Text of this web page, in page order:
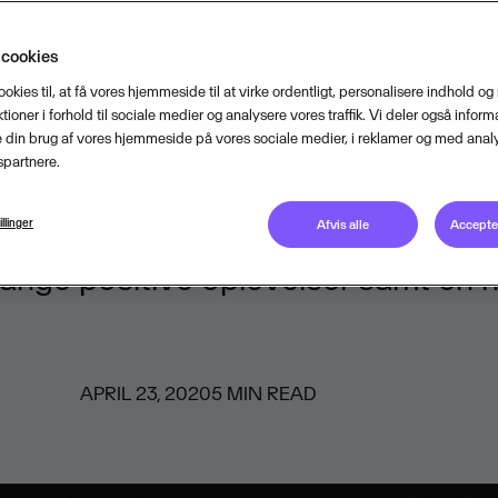
med videokonferencer,
og hjemmeundervisning for
for rigtig mange danskere.
Dataløn, som har fået
over hele landet. Heldigvis
for lønvirksomheden
positive oplevelser samt en
APRIL 23, 20205 MIN READ
til, at få vores hjemmeside til at virke ordentligt, personalisere indhold og
i forhold til sociale medier og analysere vores traffik. Vi deler også
brug af vores hjemmeside på vores sociale medier, i reklamer og med
Afvis alle